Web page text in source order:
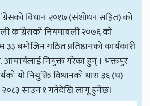
विधान २०१७ (संशोधन सहित) को
कांग्रेसको नियमावली २०७६ को
३३ बमोजिम गठित प्रतिष्ठानको कार्यकारी
आचार्यलाई नियुक्त गरेका हुन् । भक्तपुर
यो नियुक्ति विधानको धारा ३६ (घ)
साउन १ गतेदेखि लागू हुनेछ।